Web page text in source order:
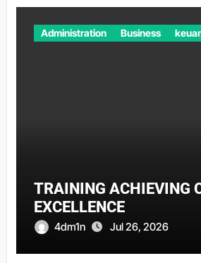
Administration Business
TRAINING ACHIEVING
EXCELLENCE
4dm1n Jul 26, 2026